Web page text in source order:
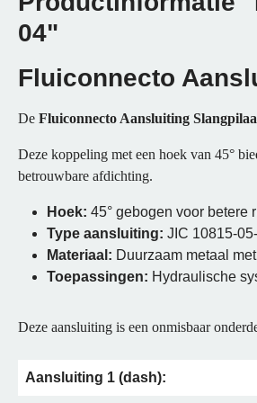
04"
Fluiconnecto
De Fluiconnecto Aansluiting
Deze koppeling met een hoek van 45°
betrouwbare afdichting.
Hoek: 45° gebogen voor betere
Type aansluiting: JIC 10815-
Materiaal: Duurzaam metaal
Toepassingen: Hydraulische
Deze aansluiting is een onmisbaar
Aansluiting 1 (dash):